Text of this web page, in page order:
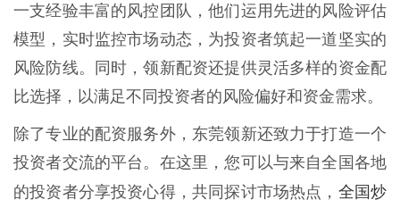
一支经验丰富的风控团队，他们运用先进的风险评估
模型，实时监控市场动态，为投资者筑起一道坚实的
风险防线。同时，领新配资还提供灵活多样的资金配
比选择，以满足不同投资者的风险偏好和资金需求。
除了专业的配资服务外，东莞领新还致力于打造一个
投资者交流的平台。在这里，您可以与来自全国各地
的投资者分享投资心得，共同探讨市场热点， 全国炒